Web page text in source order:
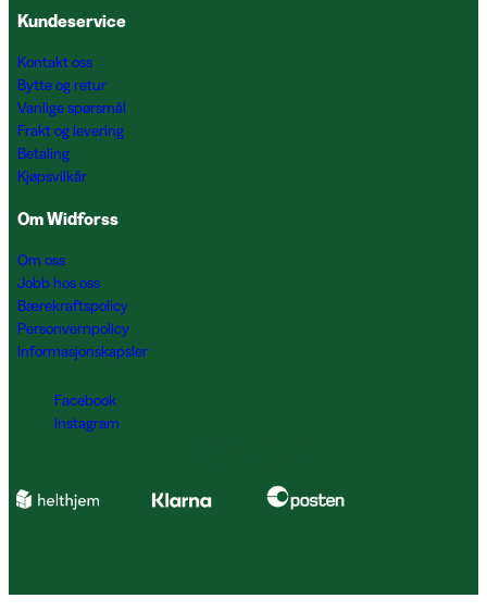
Kundeservice
Kontakt oss
Bytte og retur
Vanlige spørsmål
Frakt og levering
Betaling
Kjøpsvilkår
Om Widforss
Om oss
Jobb hos oss
Bærekraftspolicy
Personvernpolicy
Informasjonskapsler
Facebook
Instagram